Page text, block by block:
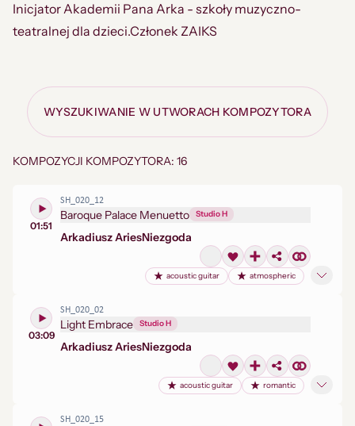
Inicjator Akademii Pana Arka - szkoły muzyczno-
teatralnej dla dzieci.Członek ZAIKS
WYSZUKIWANIE W UTWORACH KOMPOZYTORA
KOMPOZYCJI KOMPOZYTORA: 16
01:51
SH_020_12
Baroque Palace Menuetto Studio H
Arkadiusz AriesNiezgoda
acoustic guitar atmospheric
03:09
SH_020_02
Light Embrace Studio H
Arkadiusz AriesNiezgoda
acoustic guitar romantic
SH_020_15